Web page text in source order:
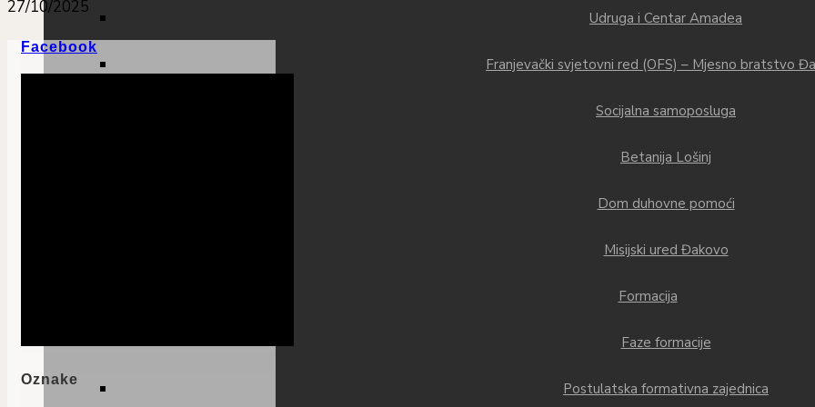
Udruga i Centar Amadea
Franjevački svjetovni red (OFS) – Mjesno bratstvo
Socijalna samoposluga
Betanija Lošinj
Dom duhovne pomoći
Misijski ured Đakovo
Formacija
Faze formacije
Postulatska formativna zajednica
27/10/2025
Facebook
Oznake